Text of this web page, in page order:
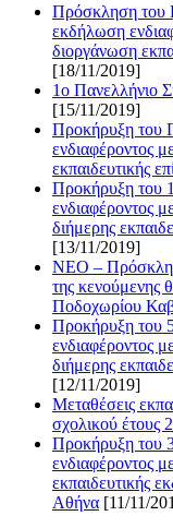
Πρόσκληση του
εκδήλωση
διοργάνωση
[18/11/2019]
1ο Πανελλήνιο
[15/11/2019]
Προκήρυξη του
ενδιαφέροντος
εκπαιδευτικής
Προκήρυξη του
ενδιαφέροντος
διήμερης
[13/11/2019]
ΝΕΟ –
της κενούμενης
Ποδοχωρίου
Προκήρυξη του
ενδιαφέροντος
διήμερης
[12/11/2019]
Μεταθέσεις
σχολικού έτους
Προκήρυξη του
ενδιαφέροντος
εκπαιδευτικής
Αθήνα [11/11/